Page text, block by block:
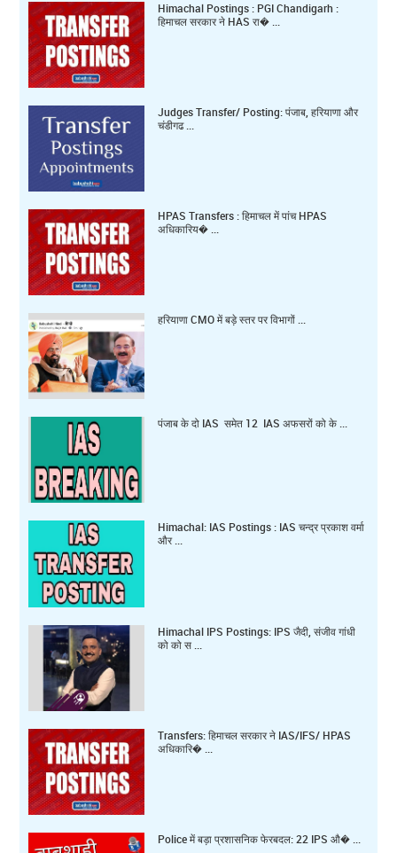
Himachal Postings : PGI Chandigarh :
हिमाचल सरकार ने HAS रा� ...
Judges Transfer/ Posting: पंजाब, हरियाणा और
चंडीगढ ...
HPAS Transfers : हिमाचल में पांच HPAS
अधिकारिय� ...
हरियाणा CMO में बड़े स्तर पर विभागों ...
पंजाब के दो IAS समेत 12 IAS अफसरों को के ...
Himachal: IAS Postings : IAS चन्द्र प्रकाश वर्मा
और ...
Himachal IPS Postings: IPS जैदी, संजीव गांधी
को को स ...
Transfers: हिमाचल सरकार ने IAS/IFS/ HPAS
अधिकारि� ...
Police में बड़ा प्रशासनिक फेरबदल: 22 IPS औ� ...